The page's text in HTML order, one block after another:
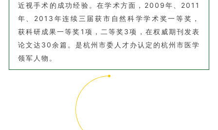
近视手术的成功经验。在学术方面，2009年、2011
年、2013年连续三届获市自然科学学术奖一等奖，
获科研成果一等奖1项，二等奖3项，在权威期刊发表
论文达30余篇。是杭州市委人才办认定的杭州市医学
领军人物。